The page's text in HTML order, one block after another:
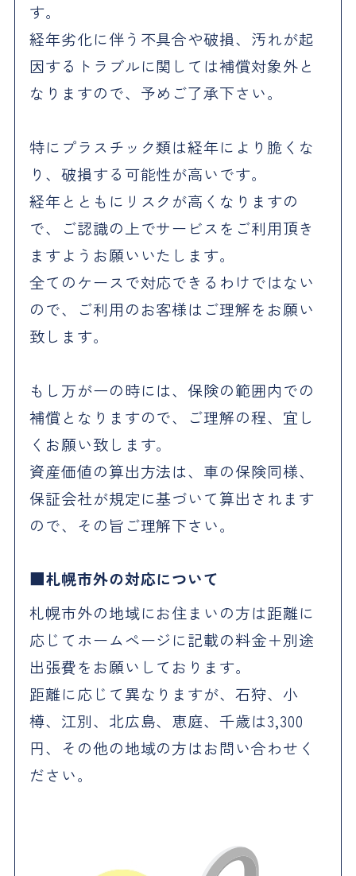
す。
経年劣化に伴う不具合や破損、汚れが起
因するトラブルに関しては補償対象外と
なりますので、予めご了承下さい。
特にプラスチック類は経年により脆くな
り、破損する可能性が高いです。
経年とともにリスクが高くなりますの
で、ご認識の上でサービスをご利用頂き
ますようお願いいたします。
全てのケースで対応できるわけではない
ので、ご利用のお客様はご理解をお願い
致します。
もし万が一の時には、保険の範囲内での
補償となりますので、ご理解の程、宜し
くお願い致します。
資産価値の算出方法は、車の保険同様、
保証会社が規定に基づいて算出されます
ので、その旨ご理解下さい。
札幌市外の対応について
札幌市外の地域にお住まいの方は距離に
応じてホームページに記載の料金＋別途
出張費をお願いしております。
距離に応じて異なりますが、石狩、小
樽、江別、北広島、恵庭、千歳は3,300
円、その他の地域の方はお問い合わせく
ださい。